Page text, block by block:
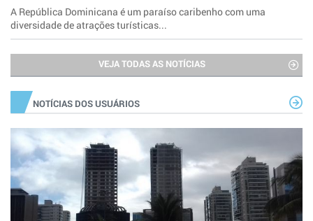
A República Dominicana é um paraíso caribenho com uma
diversidade de atrações turísticas...
VEJA TODAS AS NOTÍCIAS
NOTÍCIAS DOS USUÁRIOS